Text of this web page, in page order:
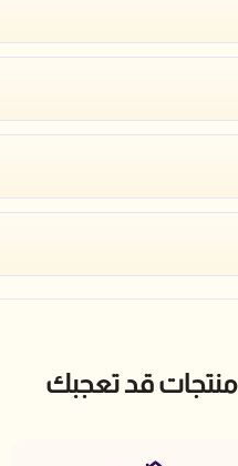
منتجات قد تعجبك